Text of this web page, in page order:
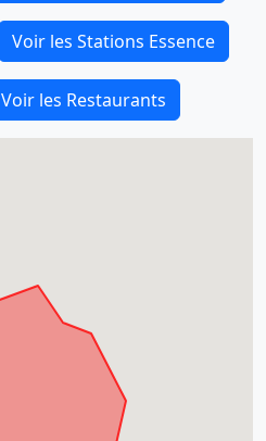
Voir les Stations Essence
Voir les Restaurants